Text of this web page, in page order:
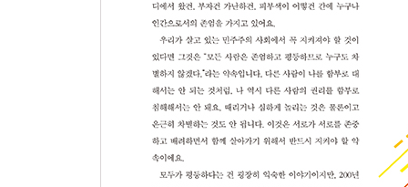
2. 여자라면? 남자라면
소녀처럼 뛰어라? 34
축구와 피구 37